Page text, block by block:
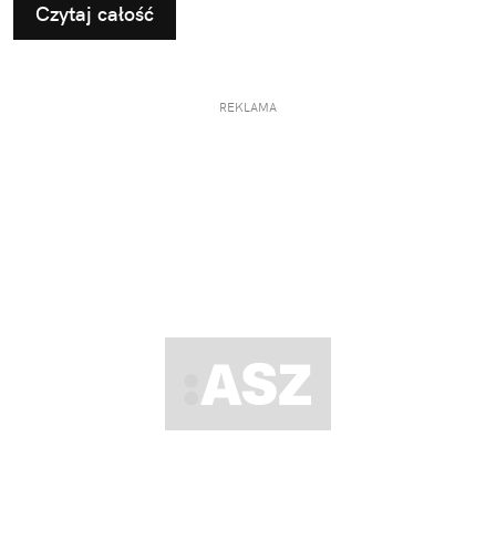
Czytaj całość
REKLAMA